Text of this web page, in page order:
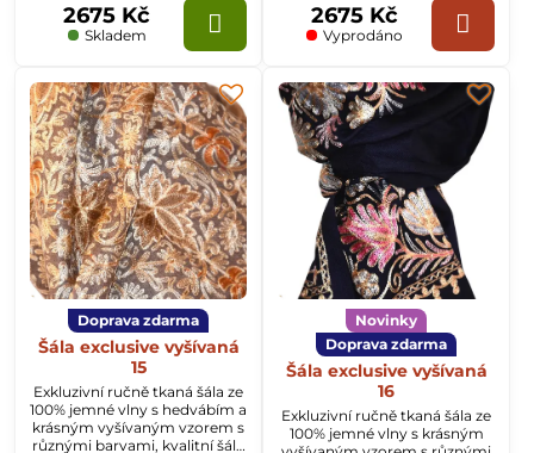
Skladem
2675 Kč
70x200cm.
Vyprodáno
2675 Kč
Doprava zdarma
Šála exclusive vyšívaná
15
Exkluzivní ručně tkaná šála ze
100% jemné vlny s hedvábím a
krásným vyšívaným vzorem s
různými barvami, kvalitní šála
Novinky
Doprava zdarma
Šála exclusive vyšívaná
16
Exkluzivní ručně tkaná šála ze
100% jemné vlny s krásným